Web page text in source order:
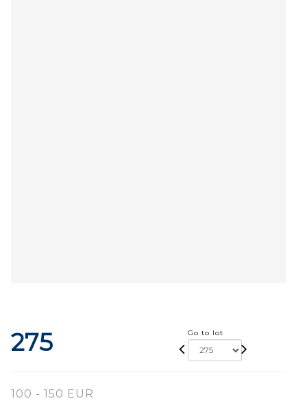
275 Go to lot
100 - 150 EUR